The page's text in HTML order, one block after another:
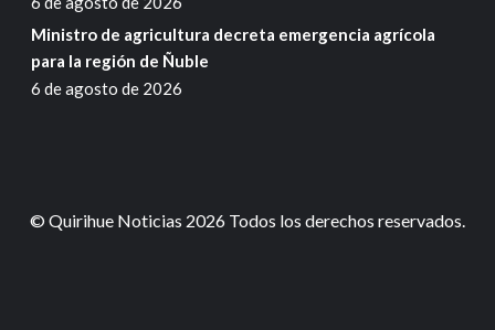
Ministro de agricultura decreta emergencia agrícola
para la región de Ñuble
6 de agosto de 2026